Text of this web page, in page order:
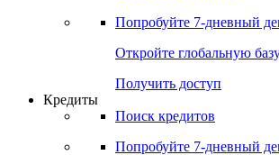
Попробуйте 7-дневный
Откройте глобальную
Получить доступ
Кредиты
Поиск кредитов
Попробуйте 7-дневный